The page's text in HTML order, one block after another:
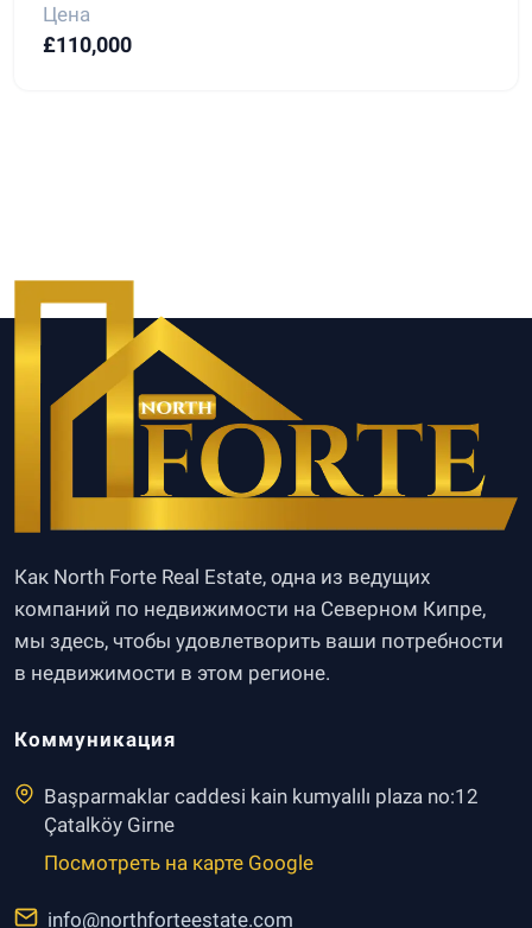
Цена
£110,000
Как North Forte Real Estate, одна из ведущих
компаний по недвижимости на Северном Кипре,
мы здесь, чтобы удовлетворить ваши потребности
в недвижимости в этом регионе.
Коммуникация
Başparmaklar caddesi kain kumyalılı plaza no:12
Çatalköy Girne
Посмотреть на карте Google
info@northforteestate.com